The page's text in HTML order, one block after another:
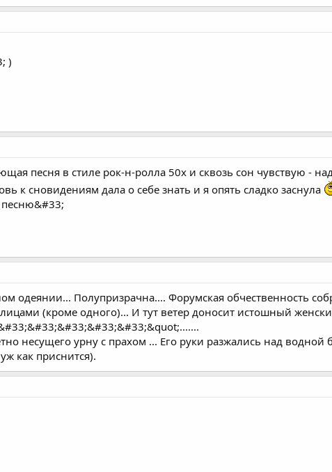
)
песня в стиле рок-н-ролла 50х и сквозь сон чувствую -
к сновидениям дала о себе знать и я опять сладко заснула
одеянии... Полупризрачна.... Форумская обчественность
(кроме одного)... И тут ветер доносит истошный
несущего урну с прахом ... Его руки разжались над водной
как приснится).